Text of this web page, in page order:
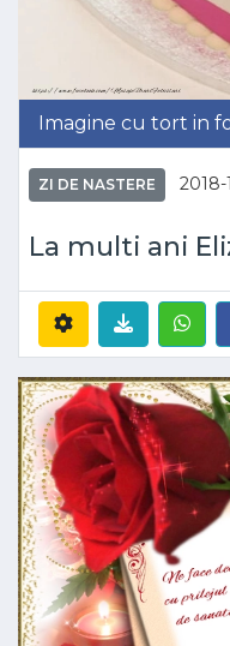
Imagine cu tort in
ZI DE NASTERE 2018-
La multi ani